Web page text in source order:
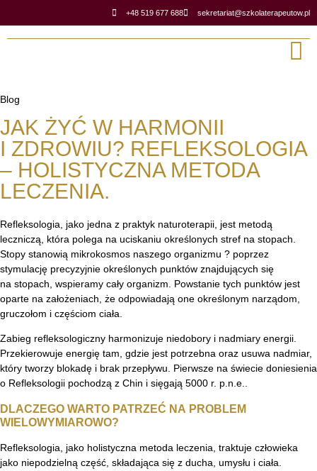
+48 519 677 688 sekretariat@szkolaterapeutow.pl
Blog
JAK ŻYĆ W HARMONII
I ZDROWIU? REFLEKSOLOGIA
– HOLISTYCZNA METODA
LECZENIA.
Refleksologia, jako jedna z praktyk naturoterapii, jest metodą
leczniczą, która polega na uciskaniu określonych stref na stopach.
Stopy stanowią mikrokosmos naszego organizmu ? poprzez
stymulację precyzyjnie określonych punktów znajdujących się
na stopach, wspieramy cały organizm. Powstanie tych punktów jest
oparte na założeniach, że odpowiadają one określonym narządom,
gruczołom i częściom ciała.
Zabieg refleksologiczny harmonizuje niedobory i nadmiary energii.
Przekierowuje energię tam, gdzie jest potrzebna oraz usuwa nadmiar,
który tworzy blokadę i brak przepływu. Pierwsze na świecie doniesienia
o Refleksologii pochodzą z Chin i sięgają 5000 r. p.n.e..
DLACZEGO WARTO PATRZEĆ NA PROBLEM
WIELOWYMIAROWO?
Refleksologia, jako holistyczna metoda leczenia, traktuje człowieka
jako niepodzielną część, składająca się z ducha, umysłu i ciała.